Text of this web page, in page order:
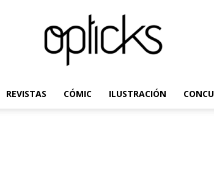
REVISTAS CÓMIC ILUSTRACIÓN